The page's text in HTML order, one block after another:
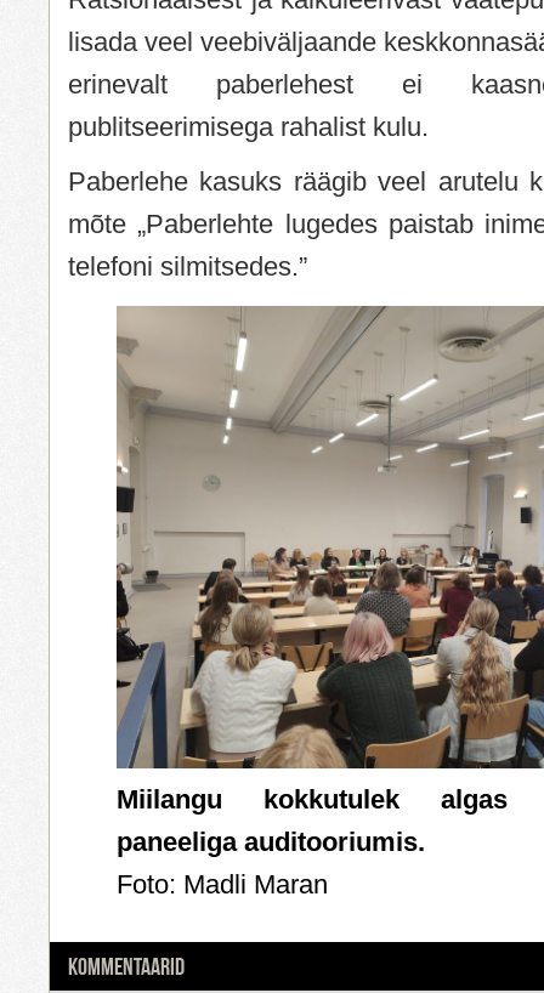
lisada veel veebiväljaande
erinevalt paberlehest ei
publitseerimisega rahalist kulu.
Paberlehe kasuks räägib veel arutelu
mõte „Paberlehte lugedes paistab
telefoni silmitsedes.”
Miilangu kokkutulek algas
paneeliga auditooriumis.
Foto: Madli Maran
KOMMENTAARID